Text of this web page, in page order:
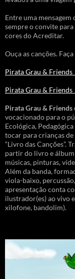
Entre uma mensagem
sempre o convite
cores do Acreditar.
Ouça as canções.
Pirata Grau &
Pirata Grau &
Pirata Grau & Friends
vocacionado para o
Ecológica,
tocar para crianças
“Livro das Canções”.
partir do livro e
músicas, pinturas,
Além da banda,
viola-baixo,
apresentação conta
ilustrador(es) ao vivo
xilofone, bandolim).